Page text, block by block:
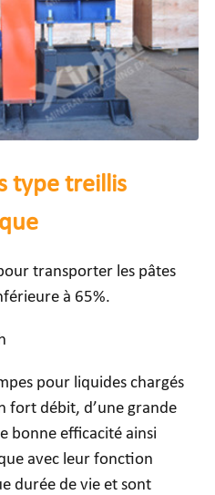
type treillis
transporter les pâtes
à 65%.
pour liquides chargés
fort débit, d’une grande
bonne efficacité ainsi
avec leur fonction
durée de vie et sont